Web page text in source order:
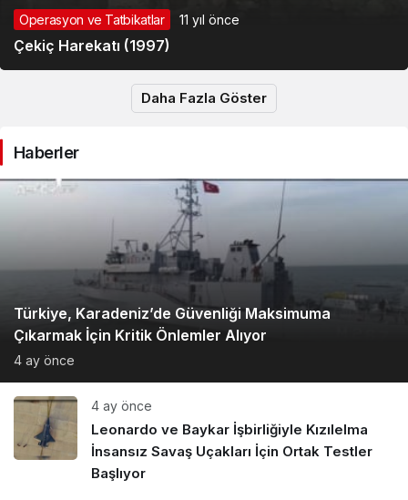
Operasyon ve Tatbikatlar 11 yıl önce
Çekiç Harekatı (1997)
Daha Fazla Göster
Haberler
Türkiye, Karadeniz’de Güvenliği Maksimuma
Çıkarmak İçin Kritik Önlemler Alıyor
4 ay önce
4 ay önce
Leonardo ve Baykar İşbirliğiyle Kızılelma
İnsansız Savaş Uçakları İçin Ortak Testler
Başlıyor